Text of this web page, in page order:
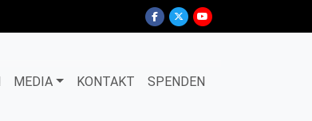
MEDIA KONTAKT SPENDEN